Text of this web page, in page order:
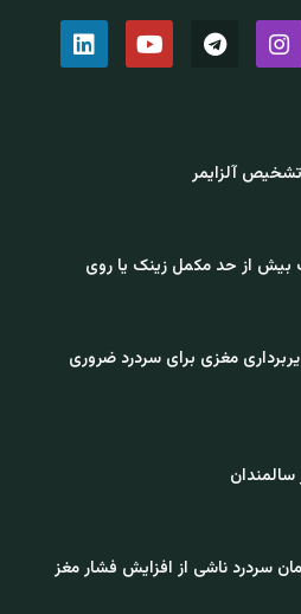
آلزایمر
از حد مکمل زینک یا روی
مغزی برای سردرد ضروری
سالمندان
سردرد ناشی از افزایش فشار مغز